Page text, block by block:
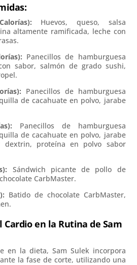
Huevos, queso, salsa
altamente ramificada, leche con
Panecillos de hamburguesa
sabor, salmón de grado sushi,
Panecillos de hamburguesa
de cacahuate en polvo, jarabe
Panecillos de hamburguesa
de cacahuate en polvo, jarabe
dextrin, proteína en polvo sabor
Sándwich picante de pollo de
CarbMaster.
Batido de chocolate CarbMaster,
en la Rutina de Sam
en la dieta, Sam Sulek incorpora
la fase de corte, utilizando una